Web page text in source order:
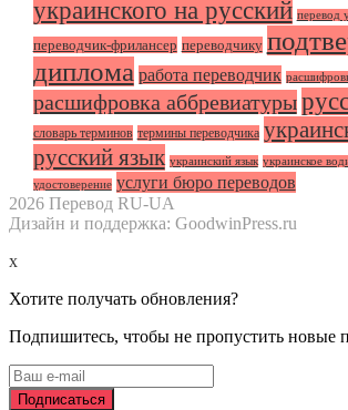
украинского на русский перевод
переводчик-фрилансер переводчику
диплома работа переводчик
расшифровка аббревиатуры
словарь терминов термины переводчика
русский язык украинский язык украинское
удостоверение услуги бюро переводов
2026 Перевод RU-UA
Дизайн и поддержка: GoodwinPress.ru
x
Хотите получать обновления?
Подпишитесь, чтобы не пропустить новые